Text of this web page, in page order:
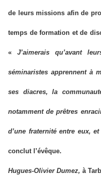
de leurs missions afin de
temps de formation et de
« J’aimerais qu’avant
séminaristes apprennent à
ses diacres, la
notamment de prêtres
d’une fraternité entre eux,
conclut l’évêque.
Hugues-Olivier Dumez, à